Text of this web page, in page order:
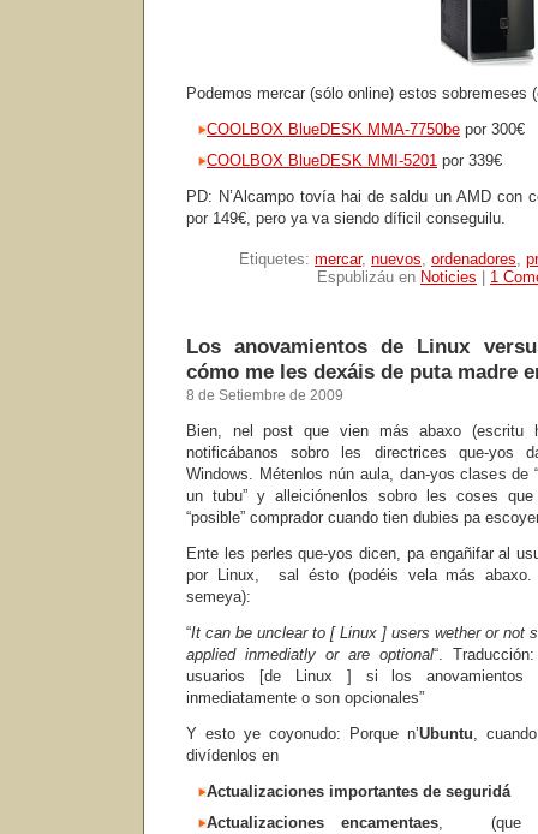
Podemos mercar (sólo online) estos sobremeses
COOLBOX BlueDESK MMA-7750be por 300€
COOLBOX BlueDESK MMI-5201 por 339€
PD: N’Alcampo tovía hai de saldu un AMD con
por 149€, pero ya va siendo díficil conseguilu.
Etiquetes: mercar, nuevos, ordenadores,
Espublizáu en Noticies 1
Los anovamientos de Linux
cómo me les dexáis de puta madre
8 de Setiembre de 2009
Bien, nel post que vien más abaxo (escritu
notificábanos sobro les directrices que-yos
Windows. Métenlos nún aula, dan-yos clases de
un tubu” y alleiciónenlos sobro les coses
“posible” comprador cuando tien dubies pa
Ente les perles que-yos dicen, pa engañifar al
por Linux, sal ésto (podéis vela más abaxo.
semeya):
“It can be unclear to [ Linux ] users wether or not
applied inmediatly or are optional“.
usuarios [de Linux ] si los anovamientos
inmediatamente o son opcionales”
Y esto ye coyonudo: Porque n’Ubuntu,
divídenlos en
Actualizaciones importantes de seguridá
Actualizaciones encamentaes, (que